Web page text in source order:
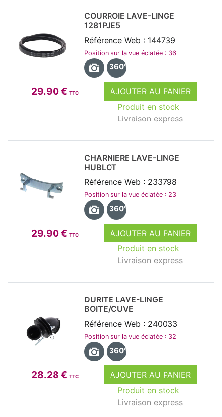
29.90 € TTC
AJOUTER AU PANIER
Produit en stock
Livraison express
COURROIE LAVE-LINGE
1281PJE5
Référence Web : 144739
Position sur la vue éclatée : 36
360°
29.90 € TTC
AJOUTER AU PANIER
Produit en stock
Livraison express
CHARNIERE LAVE-LINGE
HUBLOT
Référence Web : 233798
Position sur la vue éclatée : 23
360°
28.28 € TTC
AJOUTER AU PANIER
Produit en stock
Livraison express
DURITE LAVE-LINGE
BOITE/CUVE
Référence Web : 240033
Position sur la vue éclatée : 32
360°